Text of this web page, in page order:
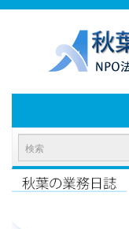
HOME
お知らせと業務日